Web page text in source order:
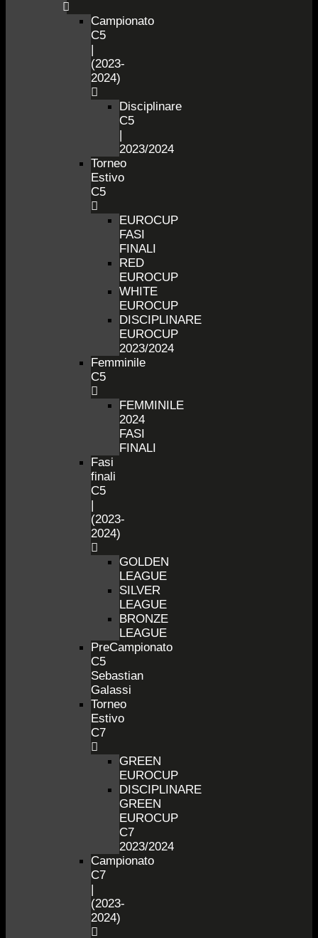
Campionato
C5
|
(2023-
2024)
Disciplinare
C5
|
2023/2024
Torneo
Estivo
C5
EUROCUP
FASI
FINALI
RED
EUROCUP
WHITE
EUROCUP
DISCIPLINARE
EUROCUP
2023/2024
Femminile
C5
FEMMINILE
2024
FASI
FINALI
Fasi
finali
C5
|
(2023-
2024)
GOLDEN
LEAGUE
SILVER
LEAGUE
BRONZE
LEAGUE
PreCampionato
C5
Sebastian
Galassi
Torneo
Estivo
C7
GREEN
EUROCUP
DISCIPLINARE
GREEN
EUROCUP
C7
2023/2024
Campionato
C7
|
(2023-
2024)